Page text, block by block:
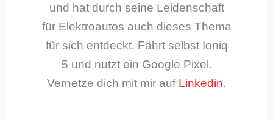
und hat durch seine Leidenschaft
für Elektroautos auch dieses Thema
für sich entdeckt. Fährt selbst Ioniq
5 und nutzt ein Google Pixel.
Vernetze dich mit mir auf Linkedin.